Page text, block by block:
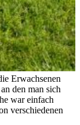
Erwachsenen
den man sich
war einfach
verschiedenen